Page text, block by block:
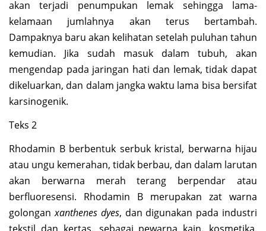
akan terjadi penumpukan lemak sehingga lama-
kelamaan jumlahnya akan terus bertambah.
Dampaknya baru akan kelihatan setelah puluhan tahun
kemudian. Jika sudah masuk dalam tubuh, akan
mengendap pada jaringan hati dan lemak, tidak dapat
dikeluarkan, dan dalam jangka waktu lama bisa bersifat
karsinogenik.
Teks 2
Rhodamin B berbentuk serbuk kristal, berwarna hijau
atau ungu kemerahan, tidak berbau, dan dalam larutan
akan berwarna merah terang berpendar atau
berfluoresensi. Rhodamin B merupakan zat warna
golonganxanthenes dyes, dan digunakan pada industri